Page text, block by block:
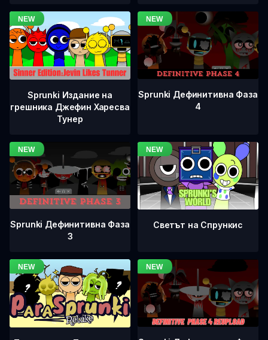
Sprunki Издание на
грешника Джефин Харесва
Тунер
Sprunki Дефинитивна Фаза
4
Sprunki Дефинитивна Фаза
3
Светът на Спрункис